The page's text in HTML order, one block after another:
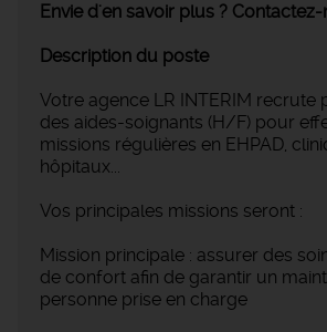
Envie d'en savoir plus ? Contactez-
Description du poste
Votre agence LR INTERIM recrute
des aides-soignants (H/F) pour
missions régulières en EHPAD,
hôpitaux...
Vos principales missions seront :
Mission principale : assurer des
de confort afin de garantir un
personne prise en charge